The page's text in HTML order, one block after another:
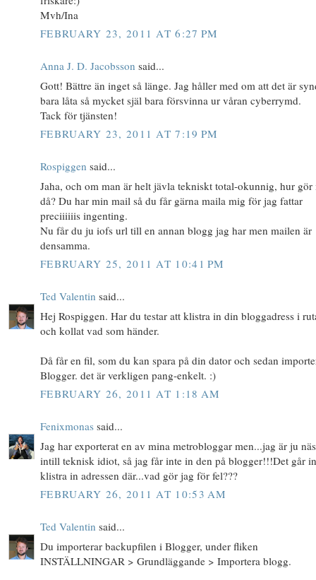
Mvh/Ina
FEBRUARY 23, 2011 AT 6:27 PM
Anna J. D. Jacobsson said...
Gott! Bättre än inget så länge. Jag håller med om att det är
bara låta så mycket själ bara försvinna ur våran cyberrymd.
Tack för tjänsten!
FEBRUARY 23, 2011 AT 7:19 PM
Rospiggen said...
Jaha, och om man är helt jävla tekniskt total-okunnig, hur gör
då? Du har min mail så du får gärna maila mig för jag fattar
preciiiiiis ingenting.
Nu får du ju iofs url till en annan blogg jag har men mailen är
densamma.
FEBRUARY 25, 2011 AT 10:41 PM
Ted Valentin said...
Hej Rospiggen. Har du testar att klistra in din bloggadress i
och kollat vad som händer.
Då får en fil, som du kan spara på din dator och sedan
Blogger. det är verkligen pang-enkelt. :)
FEBRUARY 26, 2011 AT 1:18 AM
Fenixmonas said...
Jag har exporterat en av mina metrobloggar men...jag är ju
intill teknisk idiot, så jag får inte in den på blogger!!!Det går
klistra in adressen där...vad gör jag för fel???
FEBRUARY 26, 2011 AT 10:53 AM
Ted Valentin said...
Du importerar backupfilen i Blogger, under fliken
INSTÄLLNINGAR > Grundläggande > Importera blogg.